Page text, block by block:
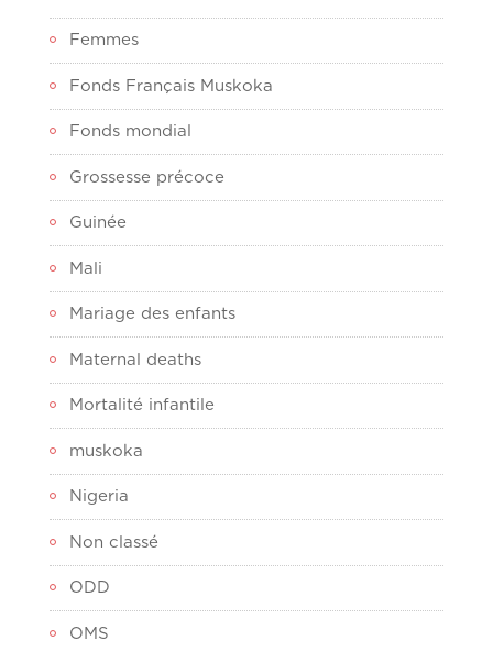
Femmes
Fonds Français Muskoka
Fonds mondial
Grossesse précoce
Guinée
Mali
Mariage des enfants
Maternal deaths
Mortalité infantile
muskoka
Nigeria
Non classé
ODD
OMS